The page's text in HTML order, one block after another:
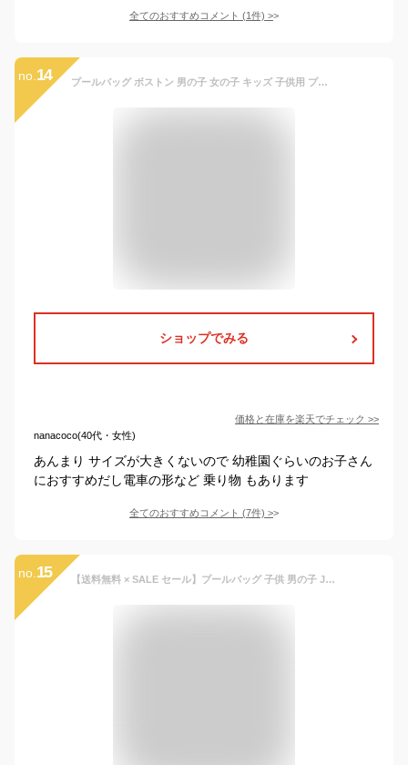
全てのおすすめコメント (1件) >
no. 14 プールバッグ ボストン 男の子 女の子 キッズ 子供用 プールバック ビニールボストンバッグ 幼稚園 保育園 電車 サメ 恐竜 ビーチバッグ スイムバッグ スイミングバッグ かわいい 動物 乗り物 キャラクターボストンバッグ
ショップでみる
価格と在庫を楽天でチェック >>
nanacoco(40代・女性)
あんまり サイズが大きくないので 幼稚園ぐらいのお子さん
におすすめだし電車の形など 乗り物 もあります
全てのおすすめコメント (7件) >
no. 15 【送料無料 × SALE セール】プールバッグ 子供 男の子 JR新幹線・電車柄 Kids Foret（キッズフォーレ）ビーチバッグ はやぶさ こまち ドクターイエロー | 水泳バッグ スイムバッグ スイミングバッグ こども水着 水泳用品 キッズ おしゃれ 幼稚園 保育園 小学校